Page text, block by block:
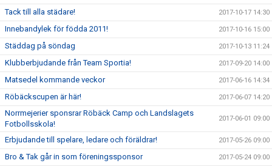
Tack till alla städare! 2017-10-17 14:30
Innebandylek för födda 2011! 2017-10-16 15:00
Städdag på söndag 2017-10-13 11:24
Klubberbjudande från Team Sportia! 2017-09-20 14:00
Matsedel kommande veckor 2017-06-16 14:34
Röbäckscupen är här! 2017-06-07 14:20
Norrmejerier sponsrar Röbäck Camp och Landslagets
Fotbollsskola!
2017-06-01 09:00
Erbjudande till spelare, ledare och föräldrar! 2017-05-26 09:00
Bro & Tak går in som föreningssponsor 2017-05-24 09:00